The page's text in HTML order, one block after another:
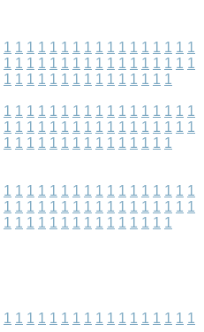
1 1 1 1 1 1 1 1 1 1 1 1 1 1 1 1 1
1 1 1 1 1 1 1 1 1 1 1 1 1 1 1 1 1
1 1 1 1 1 1 1 1 1 1 1 1 1 1 1
1 1 1 1 1 1 1 1 1 1 1 1 1 1 1 1 1
1 1 1 1 1 1 1 1 1 1 1 1 1 1 1 1 1
1 1 1 1 1 1 1 1 1 1 1 1 1 1 1
1 1 1 1 1 1 1 1 1 1 1 1 1 1 1 1 1
1 1 1 1 1 1 1 1 1 1 1 1 1 1 1 1 1
1 1 1 1 1 1 1 1 1 1 1 1 1 1 1
1 1 1 1 1 1 1 1 1 1 1 1 1 1 1 1 1